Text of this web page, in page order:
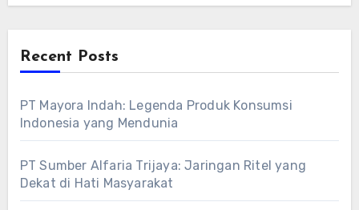
Recent Posts
PT Mayora Indah: Legenda Produk Konsumsi
Indonesia yang Mendunia
PT Sumber Alfaria Trijaya: Jaringan Ritel yang
Dekat di Hati Masyarakat